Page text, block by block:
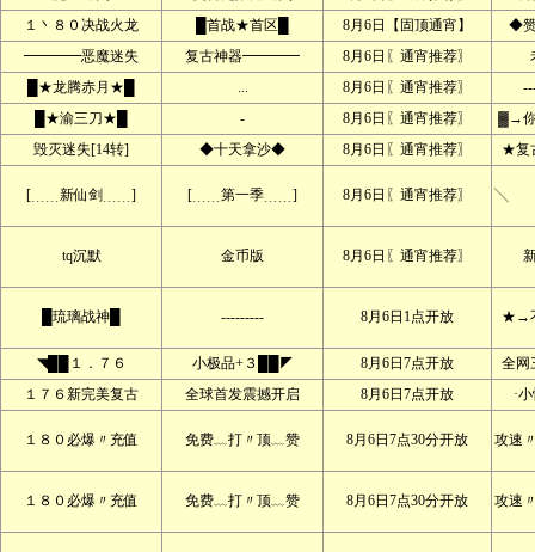
１丶８０决战火龙
█首战★首区█ 8月6日【固顶通宵】
◆
━━━━恶魔迷失
复古神器━━━━ 8月6日〖通宵推荐〗
█★龙腾赤月★█
... 8月6日〖通宵推荐〗
█★渝三刀★█
- 8月6日〖通宵推荐〗
▓→
毁灭迷失[14转]
◆十天拿沙◆ 8月6日〖通宵推荐〗 ★复
[﹍﹍新仙剑﹍﹍] [﹍﹍第一季﹍﹍] 8月6日〖通宵推荐〗 ╲
tq沉默 金币版 8月6日〖通宵推荐〗
█琉璃战神█ --------- 8月6日1点开放 ★→
◥██１．７６ 小极品+３██◤ 8月6日7点开放
全网
１７６新完美复古
全球首发震撼开启 8月6日7点开放 ·
１８０必爆〃充值 免费﹏打〃顶﹏赞 8月6日7点30分开放 攻速
１８０必爆〃充值 免费﹏打〃顶﹏赞 8月6日7点30分开放 攻速